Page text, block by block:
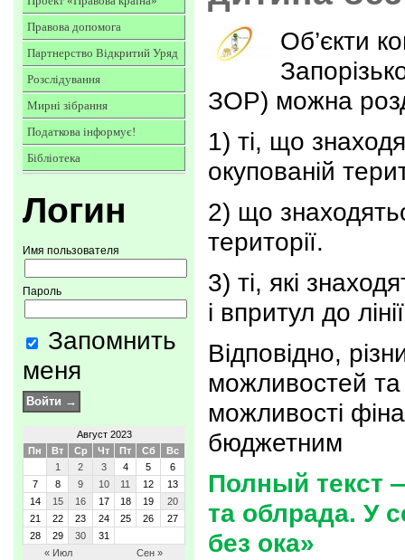
Правова допомога
Партнерство Відкритий Уряд
Розслідування
Мирні зібрання
Податкова інформує!
Бібліотека
Логин
Имя пользователя
Пароль
Запомнить
меня
Август 2023
Пн
Вт Ср Чт Пт Сб Вс
« Июл Сен »
1 2 3 4 5
6
7
8 9 10 11 12
13
14
15 16 17 18 19
20
21
22 23 24 25 26
27
28
29 30 31
Об’єкти
ЗОР) можна
1) ті, що
окупованій
2) що
території.
3) ті, які
і впритул до
Відповідно,
можливостей та
можливості
бюджетним
Полный текст
та облрада. У
без ока»